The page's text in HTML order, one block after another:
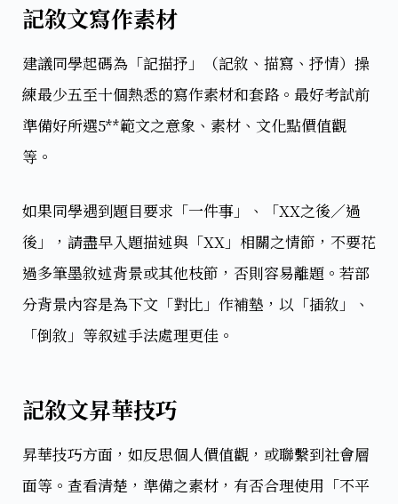
記敘文寫作素材
建議同學起碼為「記描抒」（記敘、描寫、抒情）操
練最少五至十個熱悉的寫作素材和套路。最好考試前
準備好所選5**範文之意象、素材、文化點價值觀
等。
如果同學遇到題目要求「一件事」、「XX之後／過
後」，請盡早入題描述與「XX」相關之情節，不要花
過多筆墨敘述背景或其他枝節，否則容易離題。若部
分背景內容是為下文「對比」作補墊，以「插敘」、
「倒敘」等叙述手法處理更佳。
記敘文昇華技巧
昇華技巧方面，如反思個人價值觀，或聯繫到社會層
面等。查看清楚，準備之素材，有否合理使用「不平